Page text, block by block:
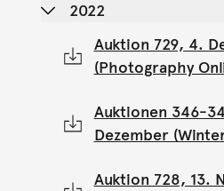
2022
Auktion 729, 4.
(Photography
Auktionen 346-
Dezember
Auktion 728, 13.